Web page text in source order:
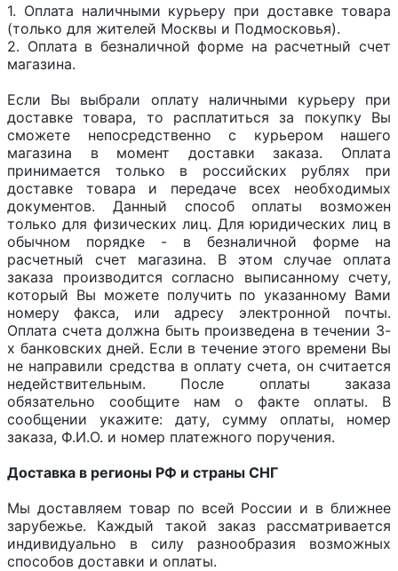
1. Оплата наличными курьеру при доставке товара
(только для жителей Москвы и Подмосковья).
2. Оплата в безналичной форме на расчетный счет
магазина.
Если Вы выбрали оплату наличными курьеру при
доставке товара, то расплатиться за покупку Вы
сможете непосредственно с курьером нашего
магазина в момент доставки заказа. Оплата
принимается только в российских рублях при
доставке товара и передаче всех необходимых
документов. Данный способ оплаты возможен
только для физических лиц. Для юридических лиц в
обычном порядке - в безналичной форме на
расчетный счет магазина. В этом случае оплата
заказа производится согласно выписанному счету,
который Вы можете получить по указанному Вами
номеру факса, или адресу электронной почты.
Оплата счета должна быть произведена в течении 3-
х банковских дней. Если в течение этого времени Вы
не направили средства в оплату счета, он считается
недействительным. После оплаты заказа
обязательно сообщите нам о факте оплаты. В
сообщении укажите: дату, сумму оплаты, номер
заказа, Ф.И.О. и номер платежного поручения.
Доставка в регионы РФ и страны СНГ
Мы доставляем товар по всей России и в ближнее
зарубежье. Каждый такой заказ рассматривается
индивидуально в силу разнообразия возможных
способов доставки и оплаты.